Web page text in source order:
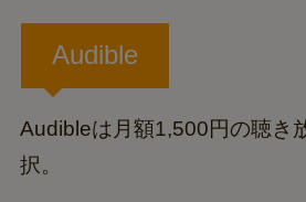
Audible
Audibleは月額1,500円の聴き
択。